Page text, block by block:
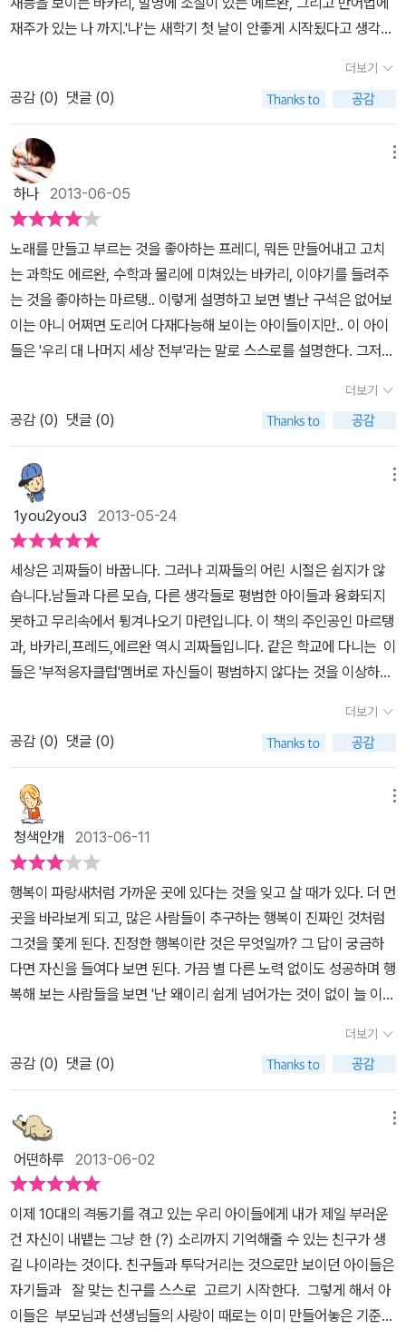
책을 추천하고 싶다.
는 외적인 모습이 다른 사람들과 달라서 부적응자 클럽의 회원이 셈
이다. 그리고 이 아이들에게 연이어 발생하는 불행이 참 안타깝게 느
껴진다. 불량학생들로부터 폭행을 당한 에르완이 왜 불행은 자신에게
만 일어나는지에 대해 생각하다가 결국 천재적인 발명가 기질을 발휘
에게 일어나는 불행을 조그만 나누어서 모두가 평등해지게 하겠다는
좋은 취지(?)에서 시작한 일이 의외의 결과를 불러 일으키면서 아이
들은 고민하게 된다. 남들에게 일어나는 불행에 과연 자신의 처음 생
각대로 마음이 편안하지도 행복하지도 않은 것이다. 사람들은 자신에
게 닥치는 불행에 왜 나만 이런 일을 당해야 하냐고 절규하고 눈에 보
이지 않는 그 누군가를 비난한다. 그리고 에르완과 같은 생각을 할 수
도 있을 것이라고 생각한다. 하지만 정작 그렇게 되었을때 마냥 행복
하지는 않을 것이란 생각이 든다. 나의 불행이 진짜 그 사람에게 가서
나의 불행을 그 사람이 겪는다는 것에 오히려 불행해지지 않을까 싶
재주가 있는 나 까지.'나'는 새학기 첫 날이 안좋게 시작됬다고 생각하
의 모습에 나는 싫어했던 수학에 흥미가 생긴다. 이렇게 행복한 날들
이 지나고 부적응자 클럽 회원들에게 불행이 찾아온다. 바로 에르완
이 질 나쁜 아이들에 의해 폭행당한다. 그 사건으로 인해 넷은 모두 상
처를 받는다. 불행이 몰려오듯 바카리의 아빠가 해고 당한고 음주문
제와 선생님의 교육 방식 탓에 보나세라 선생님이 정칙 처분을 받게
된다. 그 사실을 알게 된 에르완은 우리들만 불행하다며 분노하고, 절
망한다. 에르완은 평소와 달라진 모습과 함께 '평등기계'를 만들기 시
작한다. 불행을 평등하게 나누어주는 기계. 나머지 셋은 그런 에르완
을 걱정스러워하고, 그 기계를 만든 이후 행운의 여신이 함께 하던 아
이들에게 사고가 생긴다. 나머지 셋은 점점 반대하기 시작하고 평등
기계로 인해 클럽은 서먹해지기 시작한다. 급기야 에르완은 평등기계
를 교장실에 설치하고, 나는 에르완을 점점 믿지 못하게 된다는 생각
에 두려워 한다. 결국 나는 심리치료사에게 가서 이 문제를 상담하고,
이 기계에는 아무것도 없다는 말을 듣는다. 그 다음 날, 교장이 교통사
완벽해졌다. 학교 생활은 다시 시작되고 나는, '우리'에게는 부적응자
클럽이 가장 어울린다고 느낀다.공부도 잘 못하고 아이들과 잘 어울
리지도 못하는 부적응자 클럽. 자칫하면 지루해질 수 있는 소재를 독
특한 어법으로 톡톡튀게 잘 표현한 것 같다. 특히 '평등기계'라는 기계
의 아이디어가 굉장히 새로웠다. <나는 어떻게 바보가 되었나>, <아
마도 사랑 이야기>의 저자이기도 한 마르탱 파주는 우리 할아버지가
사시는 파주와 이름이 같아서 친근하게 느껴지는 프랑스의 작가이다.
게다가 1975년 생이면, 엄마하고도 띠가 같다는 사실이 더 재미있게
느껴진다. 마르탱 파주는 프랑스의 젊은이들에게 뜨거운 사랑을 받는
더보기
공감 (0) 댓글 (0)
하나 2013-06-05
노래를 만들고 부르는 것을 좋아하는 프레디, 뭐든 만들어내고 고치
는 과학도 에르완, 수학과 물리에 미쳐있는 바카리, 이야기를 들려주
는 것을 좋아하는 마르탱.. 이렇게 설명하고 보면 별난 구석은 없어보
이는 아니 어쩌면 도리어 다재다능해 보이는 아이들이지만.. 이 아이
들은 '우리 대 나머지 세상 전부'라는 말로 스스로를 설명한다. 그저
받고 있기 때문이다. 생각해보면 왕따라는 것은 그렇다. 그저 조금 다
르다는 이유가 한 사람의 인생을 파멸로 몰아넣는 비극의 원인이 되
는 것이다. 세상과 자신들 사이의 공간을 분리하기 위해서인지 공터
에 자신들만의 은신처를 만들기도 하는 아이들은.. 그런 노력도 무색
하게 불행속으로 끌려들어간다. 그 불행속에서 마르탱은 '무기력에
찌들어 더욱 심해진 슬픔'을 갖게 되는데.. 책을 읽는 내내 이 표현이
참 가슴에 와 닿았다. 아이들은 스스로를 무기력하다고 느낄수 밖에
없었을 것이다. 아니 어른이 되어도 그런 감정들에 쉽게 빠져들게 된
다. 마르탱은 그런 상황을 슬픔과 포기라는 독에 중독되어 가는 시간
으로 표현하지만 사실.. 어른이 된다고 해서 그런 것들을 쉽게 받아들
일 수 있는 것은 아니다. 그리고 에르완은 자신의 분노를 '불평을 평등
하게 나눠주는 기계'를 만드는 것으로 표출해낸다. 사실 그 기계가 등
장하자 나 역시 마르탱처럼 그 기계가 작동하기를 은근히 바라기도
했다. 생각해보면.. 행복이 넘쳐나 온 세상이 행복해지길 바라는 것보
실성 있고 쉬워 보이지 않는가? 하지만 문제는.. 대부분의 사람들이
다른 사람들이 행복한 모습을 보며 함께 행복해할수는 있지만, 남들
이 불행한 모습을 보며 자신이 행복해 질 수는 없다는 것에 있다. 그리
고 에르완 역시 보통 사람의 생각을 갖고 있는 청소년이다. 짧은 단편
이고 큰 활자를 사용하고 있어서.. 쉽게 읽어내려간 책이지만 책을 읽
고나서도 여운이 남아 계속 생각하게 만들었다. 뭐랄까.. 나는 세상에
서 누구나에게 공평하게 주어지는 것은 시간뿐이라고 늘 생각해왔다.
하지만 이 책을 읽고나서.. 어쩌면 시간이 사람을 공평하게 만들어주
는 유일한 것이 아닐까 하는 생각이 들었다.
더보기
공감 (0) 댓글 (0)
1you2you3 2013-05-24
세상은 괴짜들이 바꿉니다. 그러나 괴짜들의 어린 시절은 쉽지가 않
습니다.남들과 다른 모습, 다른 생각들로 평범한 아이들과 융화되지
못하고 무리속에서 튕겨나오기 마련입니다. 이 책의 주인공인 마르탱
과, 바카리,프레드,에르완 역시 괴짜들입니다. 같은 학교에 다니는 이
들은 '부적응자클럽'멤버로 자신들이 평범하지 않다는 것을 이상하게
드는 전자기타를 치고 노래를 만드는 재주가 있으며, 에르완은 뭐든
지 기가 막히게 만들어 내는 발명가이며, 마르탱은 특별히 눈에 띄는
재주가 없지만 상상력이 풍부하고 참신한 아이디어를 떠올리는 취미
가 있는 친구들입니다.이들은 옷차림이나 별난 성격 때문에 자주 다
른 아이들의 놀림 거리가 됩니다. 하지만 네명의 친구들은 서로를 잘
이해하며 언제나 함께 합니다.마르탱은 세상에서 가장 싫어하는 수학
선생님이 출산휴가를 갔기에 수학 없는 학교 생활을 만끽하리라 생각
하며 학교에 갔는데 평범함과는 거리가 먼 수학 선생님이 온걸 알게
됩니다.야구모자를 쓰고 수염은 덕수룩 하며 술 냄새를 심하게 풍기
며 수업을 하는 괴짜 선생님이다. 마르탱이 보기에 선생님은 비범해
보였다. 수학에 흥미를 불러일으킨 선생님이라 반가워 하며 부정응자
클럽의 명예회원으로 모시지만 술냄새를 풍기고 교육방식도 정도를
벗어났다고 정직처분을 받게 됩니다.마르탱과 프레드는 선생님의 정
직처분은 옳지 않다고 편지를 쓰다가 일주일동안 정직을 당하게 됩니
당하게 되는 등 불행이 기러기떼처럼 몰려오자 에르완은 맨날 똑같은
사람만 불행하지 않게 불행을 평등하게 나눠주는기계를 만들고 그것
을 학교에 가져가 작동을 시킨다. 그러자 불행이 없을것 같은 친구에
게 사고가 나고, 교장 선생님도 큰 자동차 사고가 나는등 불행한 일들
이 벌어지기 시작합니다.마르탱은 에르완의 계획을 막기위해 나서며
네명의 친구들은 이 소동을 통해 행복과 불행을 평등하게 나누어 주
는게 있다는 것을 알게 됩니다. 괴짜들을 인정하지 않는 건 전세계 어
디에서나 마찬가지 인듯합니다. 세상은 항상 괴짜들이 변화 시켜왔는
더보기
공감 (0) 댓글 (0)
청색안개 2013-06-11
행복이 파랑새처럼 가까운 곳에 있다는 것을 잊고 살 때가 있다. 더 먼
곳을 바라보게 되고, 많은 사람들이 추구하는 행복이 진짜인 것처럼
그것을 쫓게 된다. 진정한 행복이란 것은 무엇일까? 그 답이 궁금하
다면 자신을 들여다 보면 된다. 가끔 별 다른 노력 없이도 성공하며 행
복해 보는 사람들을 보면 '난 왜이리 쉽게 넘어가는 것이 없이 늘 이럴
것이 모두가 추구하는 행복한 삶인지도 모른다. '더러운 나의 불행 너
에게 덜어 줄게'는 부적응자 클럽 회원들이 나온다. 저마다의 상처를
갖고 있고, 다른 사람과 다르다는 이유로 조롱을 받는 아이들의 모습
을 보니 소외된 것 같아 안타까운 마음이 든다. 의욕 없이 지내던 아이
들이 갑자기 '불행을 평등하게 나눠주는 기계'를 만들기 시작하면서
활기를 찾는다. 지지리 복도 없는 사람의 불행을 서로 공평하게 나누
어 갖는다면 세상은 어떻게 변할지 궁금해진다. 성적이 나쁜 사람, 인
간관계가 좋지 않은 사람, 아픈 사람들이 똑같아지는 것이다. 좋은 점
도 있겠지만 과연 그것이 행복이라고 할 수 있을까? 힘든 것에서도
나름 얻어지는 교훈이 있고, 그것을 힘으로 앞으로 더 나아가는 의지
를 다질 수도 있다. 또한 행복과 불행이란 것은 어떻게 받아 들이고,
느끼느냐에 따라 강도가 달라진다. 공평하게 나눠진다고 해도 받아
더보기
공감 (0) 댓글 (0)
어떤하루 2013-06-02
이제 10대의 격동기를 겪고 있는 우리 아이들에게 내가 제일 부러운
건 자신이 내뱉는 그냥 한 (?) 소리까지 기억해줄 수 있는 친구가 생
길 나이라는 것이다. 친구들과 투닥거리는 것으로만 보이던 아이들은
자기들과 잘 맞는 친구를 스스로 고르기 시작한다. 그렇게 해서 아
이들은 부모님과 선생님들의 사랑이 때로는 이미 만들어놓은 기준에